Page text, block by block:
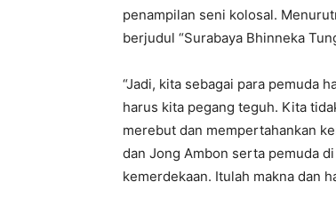
penampilan seni kolosal.
berjudul “Surabaya Bhinneka
“Jadi, kita sebagai para pemuda
harus kita pegang teguh. Kita
merebut dan mempertahankan
dan Jong Ambon serta pemuda
kemerdekaan. Itulah makna dan